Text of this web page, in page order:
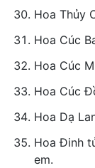
Hoa Thủy
Hoa Cúc
Hoa Cúc
Hoa Cúc
Hoa Dạ
Hoa Ðinh
em.